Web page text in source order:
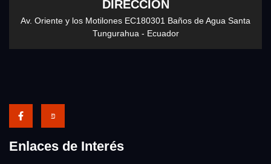
DIRECCIÓN
Av. Oriente y los Motilones EC180301 Baños de Agua Santa
Tungurahua - Ecuador
Enlaces de Interés